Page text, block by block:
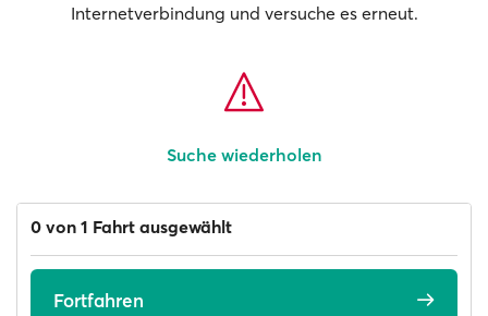
Internetverbindung und versuche es erneut.
Suche wiederholen
0 von 1 Fahrt ausgewählt
Fortfahren